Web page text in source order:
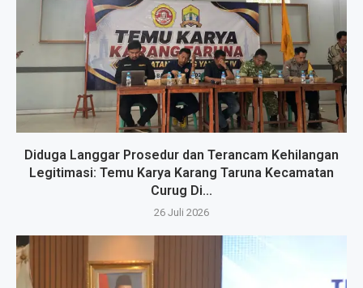
Diduga Langgar Prosedur dan Terancam Kehilangan
Legitimasi: Temu Karya Karang Taruna Kecamatan
Curug Di...
26 Juli 2026